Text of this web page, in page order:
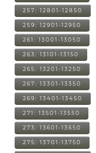
257: 12801-12850
259: 12901-12950
261: 13001-13050
263: 13101-13150
265: 13201-13250
267: 13301-13350
269: 13401-13450
271: 13501-13550
273: 13601-13650
275: 13701-13750